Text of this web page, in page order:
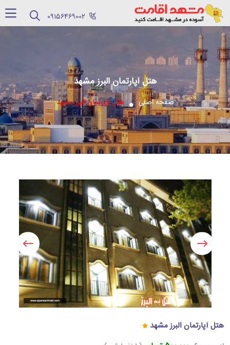
هتل آپارتمان البرز مشهد
صفحه اصلی هتل آپارتمان البرز مشهد
هتل آپارتمان البرز مشهد